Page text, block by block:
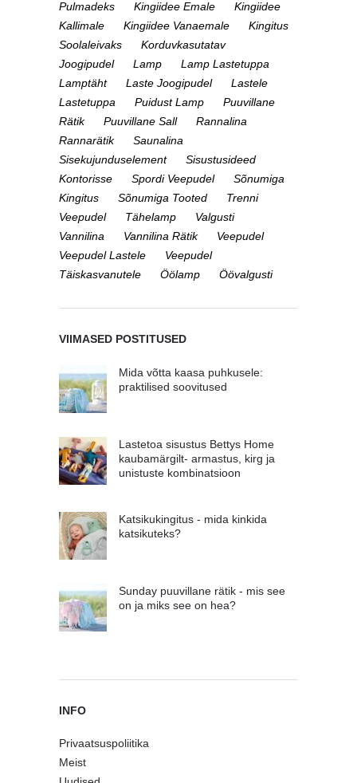
Pulmadeks
Kingiidee Emale
Kingiidee
Kallimale
Kingiidee Vanaemale
Kingitus
Soolaleivaks
Korduvkasutatav
Joogipudel
Lamp
Lamp Lastetuppa
Lamptäht
Laste Joogipudel
Lastele
Lastetuppa
Puidust Lamp
Puuvillane
Rätik
Puuvillane Sall
Rannalina
Rannarätik
Saunalina
Sisekujunduselement
Sisustusideed
Kontorisse
Spordi Veepudel
Sõnumiga
Kingitus
Sõnumiga Tooted
Trenni
Veepudel
Tähelamp
Valgusti
Vannilina
Vannilina Rätik
Veepudel
Veepudel Lastele
Veepudel
Täiskasvanutele
Öölamp Öövalgusti
VIIMASED POSTITUSED
Mida võtta kaasa puhkusele:
praktilised soovitused
Lastetoa sisustus Bettys Home
kaubamärgilt- armastus, kirg ja
unistuste kombinatsioon
Katsikukingitus - mida kinkida
katsikuteks?
Sunday puuvillane rätik - mis see
on ja miks see on hea?
INFO
Privaatsuspoliitika
Meist